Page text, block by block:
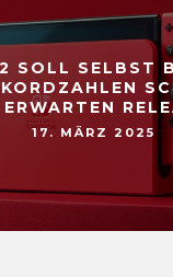
SOLL SELBST
ERWARTEN
17. MÄRZ 2025